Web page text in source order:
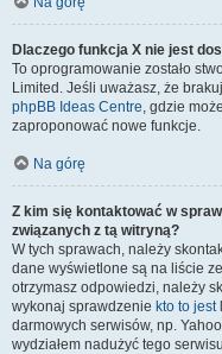
Dlaczego funkcja X nie jest
To oprogramowanie zostało
Limited. Jeśli uważasz, że
phpBB Ideas Centre, gdzie
zaproponować nowe funkcje.
Na górę
Z kim się kontaktować w
związanych z tą witryną?
W tych sprawach, należy
dane wyświetlone są na liście
otrzymasz odpowiedzi, należy
wykonaj sprawdzenie kto to jest
darmowych serwisów, np.
wydziałem nadużyć tego